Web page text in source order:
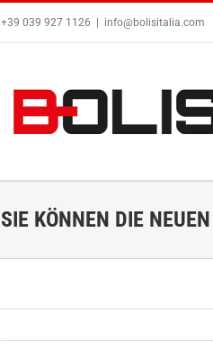
+39 039 927 1126 info@bolisitalia.com
SIE KÖNNEN DIE